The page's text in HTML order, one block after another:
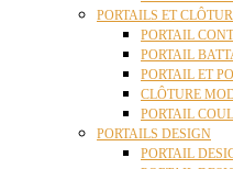
PORTAILS ET
PORTAIL
PORTAIL
PORTAIL ET
CLÔTURE
PORTAIL
PORTAILS DESIGN
PORTAIL